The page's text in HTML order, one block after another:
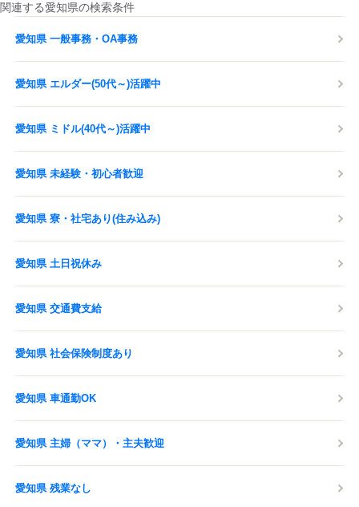
関連する愛知県の検索条件
愛知県 一般事務・OA事務
愛知県 エルダー(50代～)活躍中
愛知県 ミドル(40代～)活躍中
愛知県 未経験・初心者歓迎
愛知県 寮・社宅あり(住み込み)
愛知県 土日祝休み
愛知県 交通費支給
愛知県 社会保険制度あり
愛知県 車通勤OK
愛知県 主婦（ママ）・主夫歓迎
愛知県 残業なし